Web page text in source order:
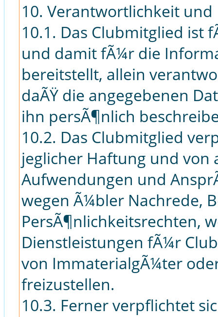
10. Verantwortlichkeit
10.1. Das Clubmitglied ist
und damit fÃ¼r die
bereitstellt, allein
daÃŸ die angegebenen
ihn persÃ¶nlich
10.2. Das Clubmitglied
jeglicher Haftung und von
Aufwendungen und
wegen Ã¼bler Nachrede,
PersÃ¶nlichkeitsrechten,
Dienstleistungen fÃ¼r
von ImmaterialgÃ¼ter
freizustellen.
10.3. Ferner verpflichtet